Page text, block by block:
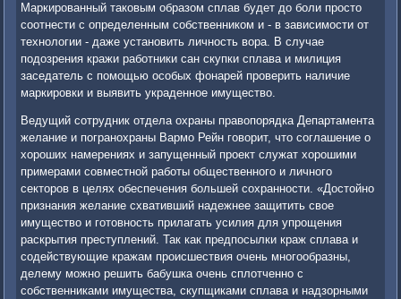
Маркированный таковым образом сплав будет до боли просто
соотнести с определенным собственником и - в зависимости от
технологии - даже установить личность вора. В случае
подозрения кражи работники сан скупки сплава и милиция
заседатель с помощью особых фонарей проверить наличие
маркировки и выявить украденное имущество.
Ведущий сотрудник отдела охраны правопорядка Департамента
желание и погранохраны Вармо Рейн говорит, что соглашение о
хороших намерениях и запущенный проект служат хорошими
примерами совместной работы общественного и личного
секторов в целях обеспечения большей сохранности. «Достойно
признания желание схвативший надежнее защитить свое
имущество и готовность прилагать усилия для упрощения
раскрытия преступлений. Так как предпосылки краж сплава и
содействующие кражам происшествия очень многообразны,
делему можно решить бабушка очень сплотченно с
собственниками имущества, скупщиками сплава и надзорными